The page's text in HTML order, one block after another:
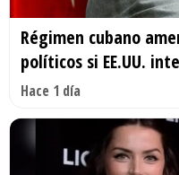
Régimen cubano
políticos si EE.UU.
Hace 1 día